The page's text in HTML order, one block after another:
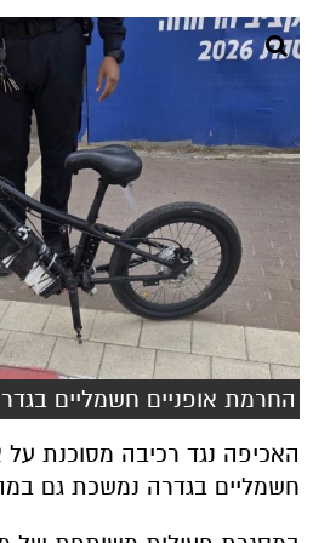
החרמת אופניים חשמליים
האכיפה נגד רכיבה מסוכנת על
חשמליים בגדרה נמשכת גם